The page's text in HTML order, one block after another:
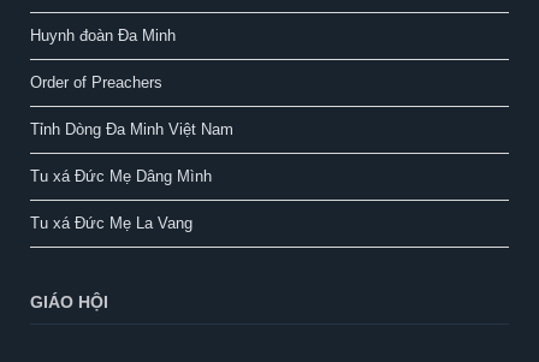
Huynh đoàn Đa Minh
Order of Preachers
Tỉnh Dòng Đa Minh Việt Nam
Tu xá Đức Mẹ Dâng Mình
Tu xá Đức Mẹ La Vang
GIÁO HỘI